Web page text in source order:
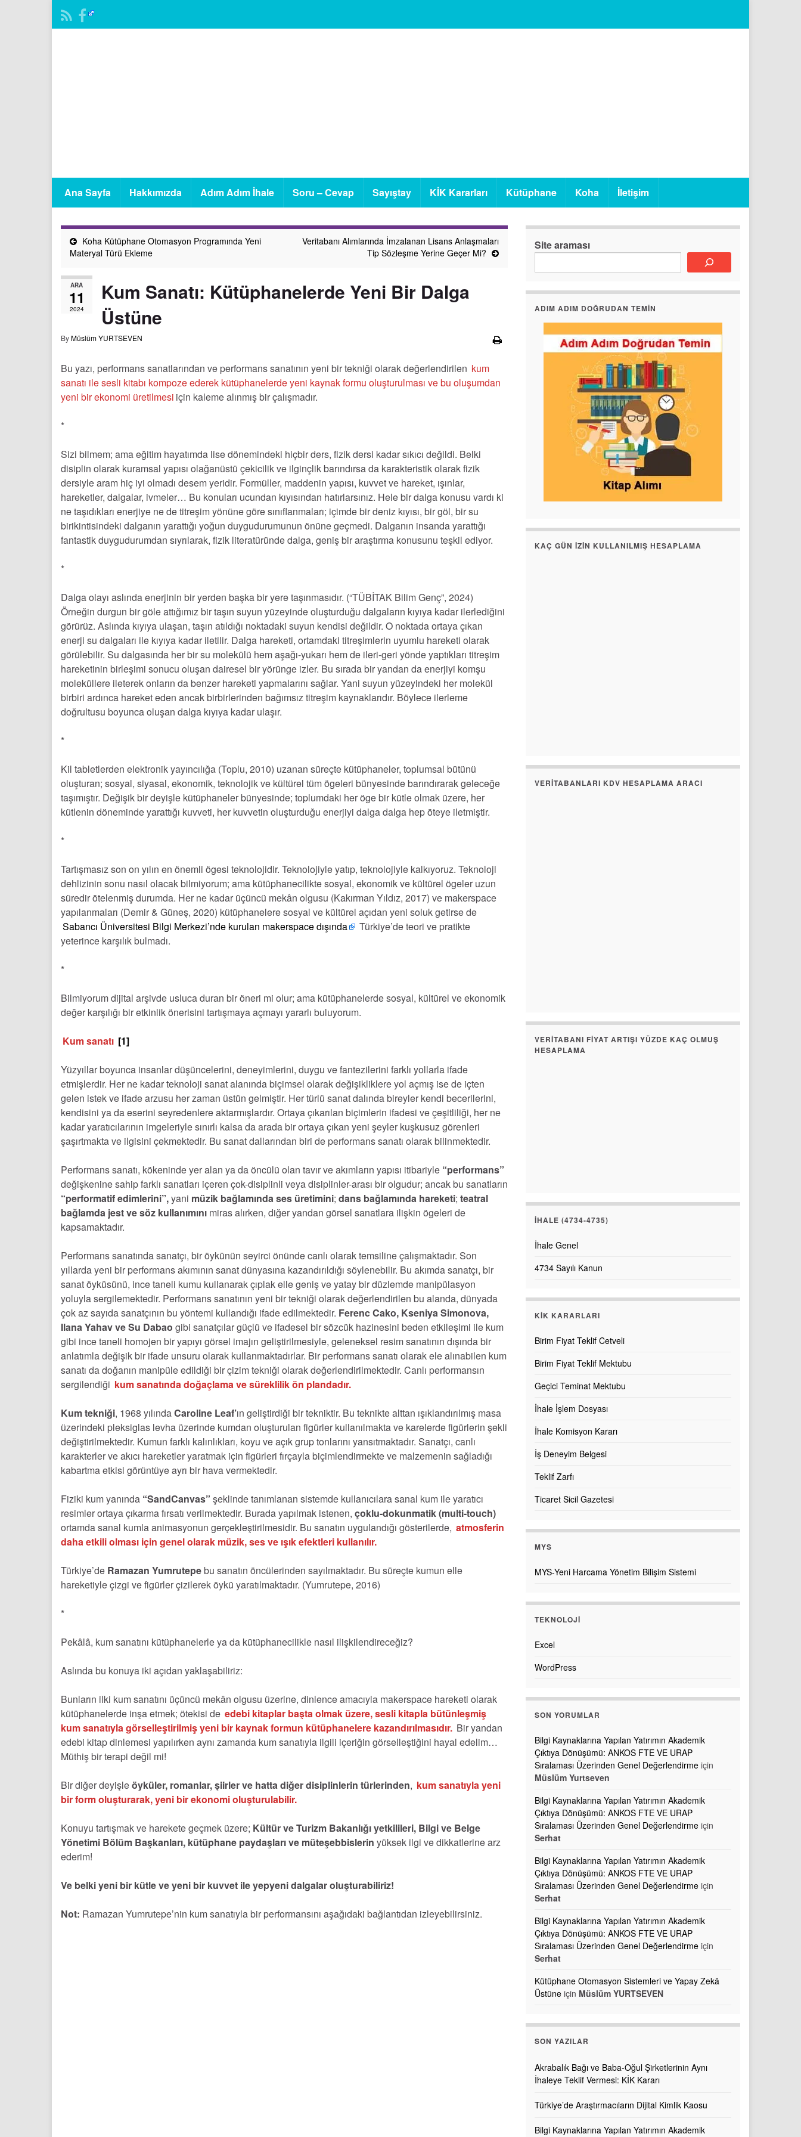
Ana Sayfa Hakkımızda Adım Adım İhale Soru – Cevap Sayıştay KİK Kararları Kütüphane Koha İletişim
Koha Kütüphane Otomasyon Programında Yeni
Materyal Türü Ekleme
Veritabanı Alımlarında İmzalanan Lisans Anlaşmaları
Tip Sözleşme Yerine Geçer Mi?
ARA
11
2024
Kum Sanatı: Kütüphanelerde Yeni Bir Dalga
Üstüne
ByMüslüm YURTSEVEN
Bu yazı, performans sanatlarından ve performans sanatının yeni bir tekniği olarak değerlendirilen kum
sanatı ile sesli kitabı kompoze ederek kütüphanelerde yeni kaynak formu oluşturulması ve bu oluşumdan
yeni bir ekonomi üretilmesi için kaleme alınmış bir çalışmadır.
*
Sizi bilmem; ama eğitim hayatımda lise dönemindeki hiçbir ders, fizik dersi kadar sıkıcı değildi. Belki
disiplin olarak kuramsal yapısı olağanüstü çekicilik ve ilginçlik barındırsa da karakteristik olarak fizik
dersiyle aram hiç iyi olmadı desem yeridir. Formüller, maddenin yapısı, kuvvet ve hareket, ışınlar,
hareketler, dalgalar, ivmeler… Bu konuları ucundan kıyısından hatırlarsınız. Hele bir dalga konusu vardı ki
ne taşıdıkları enerjiye ne de titreşim yönüne göre sınıflanmaları; içimde bir deniz kıyısı, bir göl, bir su
birikintisindeki dalganın yarattığı yoğun duygudurumunun önüne geçmedi. Dalganın insanda yarattığı
fantastik duygudurumdan sıyrılarak, fizik literatüründe dalga, geniş bir araştırma konusunu teşkil ediyor.
*
Dalga olayı aslında enerjinin bir yerden başka bir yere taşınmasıdır. (“TÜBİTAK Bilim Genç”, 2024)
Örneğin durgun bir göle attığımız bir taşın suyun yüzeyinde oluşturduğu dalgaların kıyıya kadar ilerlediğini
görürüz. Aslında kıyıya ulaşan, taşın atıldığı noktadaki suyun kendisi değildir. O noktada ortaya çıkan
enerji su dalgaları ile kıyıya kadar iletilir. Dalga hareketi, ortamdaki titreşimlerin uyumlu hareketi olarak
görülebilir. Su dalgasında her bir su molekülü hem aşağı-yukarı hem de ileri-geri yönde yaptıkları titreşim
hareketinin birleşimi sonucu oluşan dairesel bir yörünge izler. Bu sırada bir yandan da enerjiyi komşu
moleküllere ileterek onların da benzer hareketi yapmalarını sağlar. Yani suyun yüzeyindeki her molekül
birbiri ardınca hareket eden ancak birbirlerinden bağımsız titreşim kaynaklarıdır. Böylece ilerleme
doğrultusu boyunca oluşan dalga kıyıya kadar ulaşır.
*
Kil tabletlerden elektronik yayıncılığa (Toplu, 2010) uzanan süreçte kütüphaneler, toplumsal bütünü
oluşturan; sosyal, siyasal, ekonomik, teknolojik ve kültürel tüm ögeleri bünyesinde barındırarak geleceğe
taşımıştır. Değişik bir deyişle kütüphaneler bünyesinde; toplumdaki her öge bir kütle olmak üzere, her
kütlenin döneminde yarattığı kuvveti, her kuvvetin oluşturduğu enerjiyi dalga dalga hep öteye iletmiştir.
*
Tartışmasız son on yılın en önemli ögesi teknolojidir. Teknolojiyle yatıp, teknolojiyle kalkıyoruz. Teknoloji
dehlizinin sonu nasıl olacak bilmiyorum; ama kütüphanecilikte sosyal, ekonomik ve kültürel ögeler uzun
süredir ötelenmiş durumda. Her ne kadar üçüncü mekân olgusu (Kakırman Yıldız, 2017) ve makerspace
yapılanmaları (Demir & Güneş, 2020) kütüphanelere sosyal ve kültürel açıdan yeni soluk getirse de
Sabancı Üniversitesi Bilgi Merkezi’nde kurulan makerspace dışında
Türkiye’de teori ve pratikte
yeterince karşılık bulmadı.
*
Bilmiyorum dijital arşivde usluca duran bir öneri mi olur; ama kütüphanelerde sosyal, kültürel ve ekonomik
değer karşılığı bir etkinlik önerisini tartışmaya açmayı yararlı buluyorum.
Kum sanatı [1]
Yüzyıllar boyunca insanlar düşüncelerini, deneyimlerini, duygu ve fantezilerini farklı yollarla ifade
etmişlerdir. Her ne kadar teknoloji sanat alanında biçimsel olarak değişikliklere yol açmış ise de içten
gelen istek ve ifade arzusu her zaman üstün gelmiştir. Her türlü sanat dalında bireyler kendi becerilerini,
kendisini ya da eserini seyredenlere aktarmışlardır. Ortaya çıkarılan biçimlerin ifadesi ve çeşitliliği, her ne
kadar yaratıcılarının imgeleriyle sınırlı kalsa da arada bir ortaya çıkan yeni şeyler kuşkusuz görenleri
şaşırtmakta ve ilgisini çekmektedir. Bu sanat dallarından biri de performans sanatı olarak bilinmektedir.
Performans sanatı, kökeninde yer alan ya da öncülü olan tavır ve akımların yapısı itibariyle “performans”
değişkenine sahip farklı sanatları içeren çok-disiplinli veya disiplinler-arası bir olgudur; ancak bu sanatların
“performatif edimlerini”,yani müzik bağlamında ses üretimini; dans bağlamında hareketi; teatral
bağlamda jest ve söz kullanımını miras alırken, diğer yandan görsel sanatlara ilişkin ögeleri de
kapsamaktadır.
Performans sanatında sanatçı, bir öykünün seyirci önünde canlı olarak temsiline çalışmaktadır. Son
yıllarda yeni bir performans akımının sanat dünyasına kazandırıldığı söylenebilir. Bu akımda sanatçı, bir
sanat öyküsünü, ince taneli kumu kullanarak çıplak elle geniş ve yatay bir düzlemde manipülasyon
yoluyla sergilemektedir. Performans sanatının yeni bir tekniği olarak değerlendirilen bu alanda, dünyada
çok az sayıda sanatçının bu yöntemi kullandığı ifade edilmektedir. Ferenc Cako, Kseniya Simonova,
Ilana Yahav ve Su Dabao gibi sanatçılar güçlü ve ifadesel bir sözcük hazinesini beden etkileşimi ile kum
gibi ince taneli homojen bir yapıyı görsel imajın geliştirilmesiyle, geleneksel resim sanatının dışında bir
anlatımla değişik bir ifade unsuru olarak kullanmaktadırlar. Bir performans sanatı olarak ele alınabilen kum
sanatı da doğanın manipüle edildiği bir çizim tekniği olarak değerlendirilmektedir. Canlı performansın
sergilendiği kum sanatında doğaçlama ve süreklilik ön plandadır.
Kum tekniği, 1968 yılındaCaroline Leaf’ın geliştirdiği bir tekniktir. Bu teknikte alttan ışıklandırılmış masa
üzerindeki pleksiglas levha üzerinde kumdan oluşturulan figürler kullanılmakta ve karelerde figürlerin şekli
değiştirilmektedir. Kumun farklı kalınlıkları, koyu ve açık grup tonlarını yansıtmaktadır. Sanatçı, canlı
karakterler ve akıcı hareketler yaratmak için figürleri fırçayla biçimlendirmekte ve malzemenin sağladığı
kabartma etkisi görüntüye ayrı bir hava vermektedir.
Fiziki kum yanında “SandCanvas” şeklinde tanımlanan sistemde kullanıcılara sanal kum ile yaratıcı
resimler ortaya çıkarma fırsatı verilmektedir. Burada yapılmak istenen, çoklu-dokunmatik (multi-touch)
ortamda sanal kumla animasyonun gerçekleştirilmesidir. Bu sanatın uygulandığı gösterilerde, atmosferin
daha etkili olması için genel olarak müzik, ses ve ışık efektleri kullanılır.
Türkiye’de Ramazan Yumrutepebu sanatın öncülerinden sayılmaktadır. Bu süreçte kumun elle
hareketiyle çizgi ve figürler çizilerek öykü yaratılmaktadır. (Yumrutepe, 2016)
*
Pekâlâ, kum sanatını kütüphanelerle ya da kütüphanecilikle nasıl ilişkilendireceğiz?
Aslında bu konuya iki açıdan yaklaşabiliriz:
Bunların ilki kum sanatını üçüncü mekân olgusu üzerine, dinlence amacıyla makerspace hareketi olarak
kütüphanelerde inşa etmek; ötekisi de edebi kitaplar başta olmak üzere, sesli kitapla bütünleşmiş
kum sanatıyla görselleştirilmiş yeni bir kaynak formun kütüphanelere kazandırılmasıdır. Bir yandan
edebi kitap dinlemesi yapılırken aynı zamanda kum sanatıyla ilgili içeriğin görselleştiğini hayal edelim…
Müthiş bir terapi değil mi!
Bir diğer deyişleöyküler, romanlar, şiirler ve hatta diğer disiplinlerin türlerinden, kum sanatıyla yeni
bir form oluşturarak, yeni bir ekonomi oluşturulabilir.
Konuyu tartışmak ve harekete geçmek üzere; Kültür ve Turizm Bakanlığı yetkilileri, Bilgi ve Belge
Yönetimi Bölüm Başkanları, kütüphane paydaşları ve müteşebbislerin yüksek ilgi ve dikkatlerine arz
ederim!
Ve belki yeni bir kütle ve yeni bir kuvvet ile yepyeni dalgalar oluşturabiliriz!
Not: Ramazan Yumrutepe’nin kum sanatıyla bir performansını aşağıdaki bağlantıdan izleyebilirsiniz.
Site araması
ADIM ADIM DOĞRUDAN TEMIN
KAÇ GÜN İZIN KULLANILMIŞ HESAPLAMA
VERITABANLARI KDV HESAPLAMA ARACI
VERITABANI FIYAT ARTIŞI YÜZDE KAÇ OLMUŞ
HESAPLAMA
İHALE (4734-4735)
İhale Genel
4734 Sayılı Kanun
KİK KARARLARI
Birim Fiyat Teklif Cetveli
Birim Fiyat Teklif Mektubu
Geçici Teminat Mektubu
İhale İşlem Dosyası
İhale Komisyon Kararı
İş Deneyim Belgesi
Teklif Zarfı
Ticaret Sicil Gazetesi
MYS
MYS-Yeni Harcama Yönetim Bilişim Sistemi
TEKNOLOJI
Excel
WordPress
SON YORUMLAR
Bilgi Kaynaklarına Yapılan Yatırımın Akademik
Çıktıya Dönüşümü: ANKOS FTE VE URAP
Sıralaması Üzerinden Genel Değerlendirme için
Müslüm Yurtseven
Bilgi Kaynaklarına Yapılan Yatırımın Akademik
Çıktıya Dönüşümü: ANKOS FTE VE URAP
Sıralaması Üzerinden Genel Değerlendirme için
Serhat
Bilgi Kaynaklarına Yapılan Yatırımın Akademik
Çıktıya Dönüşümü: ANKOS FTE VE URAP
Sıralaması Üzerinden Genel Değerlendirme için
Serhat
Bilgi Kaynaklarına Yapılan Yatırımın Akademik
Çıktıya Dönüşümü: ANKOS FTE VE URAP
Sıralaması Üzerinden Genel Değerlendirme için
Serhat
Kütüphane Otomasyon Sistemleri ve Yapay Zekâ
Üstüne için Müslüm YURTSEVEN
SON YAZILAR
Akrabalık Bağı ve Baba-Oğul Şirketlerinin Aynı
İhaleye Teklif Vermesi: KİK Kararı
Türkiye’de Araştırmacıların Dijital Kimlik Kaosu
Bilgi Kaynaklarına Yapılan Yatırımın Akademik